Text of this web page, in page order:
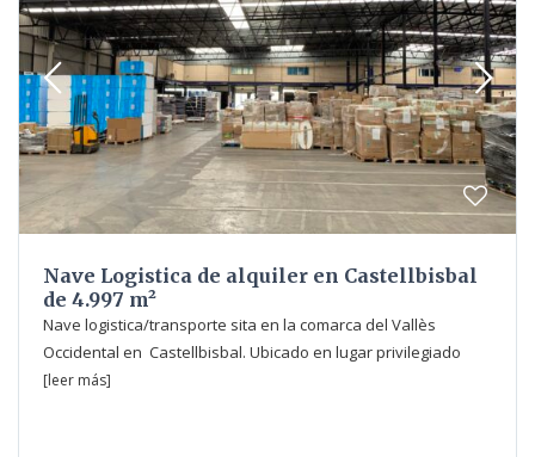
Nave Logistica de alquiler en Castellbisbal
de 4.997 m²
Nave logistica/transporte sita en la comarca del Vallès
Occidental en Castellbisbal. Ubicado en lugar privilegiado
[leer más]